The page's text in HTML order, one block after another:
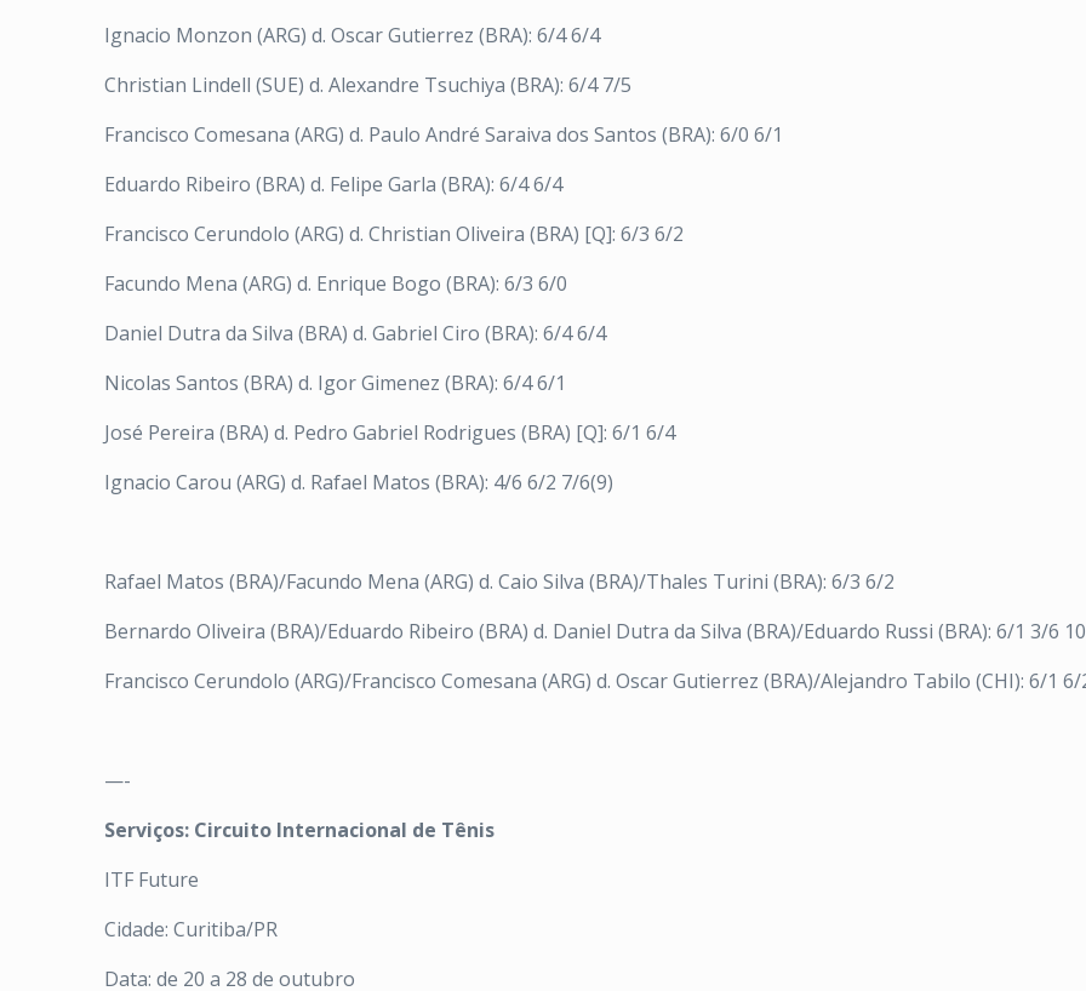
Ignacio Monzon (ARG) d. Oscar Gutierrez (BRA): 6/4 6/4
Christian Lindell (SUE) d. Alexandre Tsuchiya (BRA): 6/4 7/5
Francisco Comesana (ARG) d. Paulo André Saraiva dos Santos (BRA): 6/0 6/1
Eduardo Ribeiro (BRA) d. Felipe Garla (BRA): 6/4 6/4
Francisco Cerundolo (ARG) d. Christian Oliveira (BRA) [Q]: 6/3 6/2
Facundo Mena (ARG) d. Enrique Bogo (BRA): 6/3 6/0
Daniel Dutra da Silva (BRA) d. Gabriel Ciro (BRA): 6/4 6/4
Nicolas Santos (BRA) d. Igor Gimenez (BRA): 6/4 6/1
José Pereira (BRA) d. Pedro Gabriel Rodrigues (BRA) [Q]: 6/1 6/4
Ignacio Carou (ARG) d. Rafael Matos (BRA): 4/6 6/2 7/6(9)
Rafael Matos (BRA)/Facundo Mena (ARG) d. Caio Silva (BRA)/Thales Turini (BRA): 6/3 6/2
Bernardo Oliveira (BRA)/Eduardo Ribeiro (BRA) d. Daniel Dutra da Silva (BRA)/Eduardo Russi (BRA): 6/1 3/6
Francisco Cerundolo (ARG)/Francisco Comesana (ARG) d. Oscar Gutierrez (BRA)/Alejandro Tabilo (CHI): 6/1 6/
—-
Serviços: Circuito Internacional de Tênis
ITF Future
Cidade: Curitiba/PR
Data: de 20 a 28 de outubro